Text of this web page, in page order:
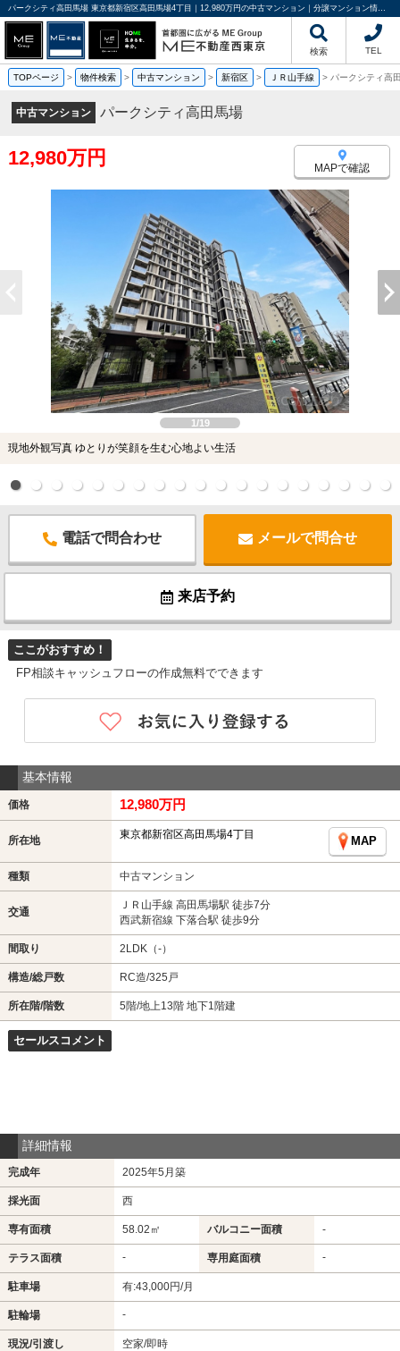
パークシティ高田馬場 東京都新宿区高田馬場4丁目｜12,980万円の中古マンション｜分譲マンション情報｜ME不動産西東京
検索 TEL
TOPページ > 物件検索 > 中古マンション > 新宿区 > ＪＲ山手線 > パークシティ高
中古マンション パークシティ高田馬場
12,980万円 MAPで確認
1/19
現地外観写真 ゆとりが笑顔を生む心地よい生活
電話で問合わせ メールで問合せ
来店予約
ここがおすすめ！
FP相談キャッシュフローの作成無料でできます
基本情報
価格 12,980万円
所在地 東京都新宿区高田馬場4丁目
MAP
種類 中古マンション
交通
ＪＲ山手線 高田馬場駅 徒歩7分
西武新宿線 下落合駅 徒歩9分
間取り 2LDK（-）
構造/総戸数 RC造/325戸
所在階/階数 5階/地上13階 地下1階建
セールスコメント
詳細情報
完成年 2025年5月築
採光面 西
専有面積 58.02㎡ バルコニー面積 -
テラス面積 - 専用庭面積 -
駐車場 有:43,000円/月
駐輪場 -
現況/引渡し 空家/即時